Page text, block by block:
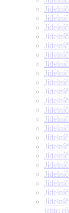
tento